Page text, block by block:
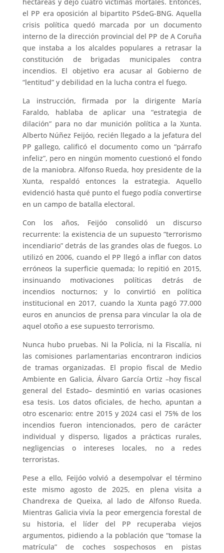
hectáreas y dejó cuatro víctimas mortales. Entonces,
el PP era oposición al bipartito PSdeG-BNG. Aquella
crisis política quedó marcada por un documento
interno de la dirección provincial del PP de A Coruña
que instaba a los alcaldes populares a retrasar la
constitución de brigadas municipales contra
incendios. El objetivo era acusar al Gobierno de
“lentitud” y debilidad en la lucha contra el fuego.
La instrucción, firmada por la dirigente María
Faraldo, hablaba de aplicar una “estrategia de
dilación” para no dar munición política a la Xunta.
Alberto Núñez Feijóo, recién llegado a la jefatura del
PP gallego, calificó el documento como un “párrafo
infeliz”, pero en ningún momento cuestionó el fondo
de la maniobra. Alfonso Rueda, hoy presidente de la
Xunta, respaldó entonces la estrategia. Aquello
evidenció hasta qué punto el fuego podía convertirse
en un campo de batalla electoral.
Con los años, Feijóo consolidó un discurso
recurrente: la existencia de un supuesto “terrorismo
incendiario” detrás de las grandes olas de fuegos. Lo
utilizó en 2006, cuando el PP llegó a inflar con datos
erróneos la superficie quemada; lo repitió en 2015,
insinuando motivaciones políticas detrás de
incendios nocturnos; y lo convirtió en política
institucional en 2017, cuando la Xunta pagó 77.000
euros en anuncios de prensa para vincular la ola de
aquel otoño a ese supuesto terrorismo.
Nunca hubo pruebas. Ni la Policía, ni la Fiscalía, ni
las comisiones parlamentarias encontraron indicios
de tramas organizadas. El propio fiscal de Medio
Ambiente en Galicia, Álvaro García Ortiz –hoy fiscal
general del Estado– desmintió en varias ocasiones
esa tesis. Los datos oficiales, de hecho, apuntan a
otro escenario: entre 2015 y 2024 casi el 75% de los
incendios fueron intencionados, pero de carácter
individual y disperso, ligados a prácticas rurales,
negligencias o intereses locales, no a redes
terroristas.
Pese a ello, Feijóo volvió a desempolvar el término
este mismo agosto de 2025, en plena visita a
Chandrexa de Queixa, al lado de Alfonso Rueda.
Mientras Galicia vivía la peor emergencia forestal de
su historia, el líder del PP recuperaba viejos
argumentos, pidiendo a la población que “tomase la
matrícula” de coches sospechosos en pistas